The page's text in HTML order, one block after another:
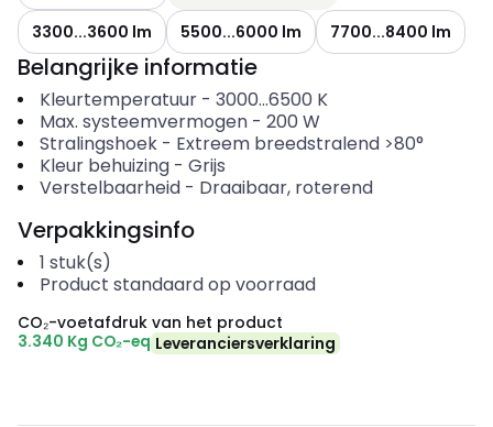
3300...3600 lm
5500...6000 lm 7700...8400 lm
Belangrijke informatie
Kleurtemperatuur- 3000...6500 K
Max. systeemvermogen- 200 W
Stralingshoek- Extreem breedstralend >80°
Kleur behuizing- Grijs
Verstelbaarheid- Draaibaar, roterend
Verpakkingsinfo
1 stuk(s)
Product standaard op voorraad
CO₂-voetafdruk van het product
3.340 Kg CO₂-eq Leveranciersverklaring